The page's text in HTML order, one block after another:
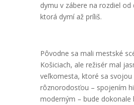
dymu v zábere na rozdiel od
ktorá dymí až príliš.
Pôvodne sa mali mestské
Košiciach, ale režisér mal
veľkomesta, ktoré sa svojou
rôznorodosťou – spojením
moderným – bude dokonale